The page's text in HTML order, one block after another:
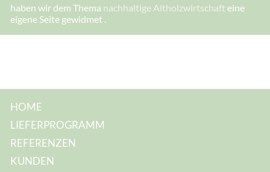
I
h
r
A
e
s
s
e
haben wir dem Thema nachhaltige Altholzwirtschaft eine
eigene Seite gewidmet .
HOME
LIEFERPROGRAMM
REFERENZEN
KUNDEN